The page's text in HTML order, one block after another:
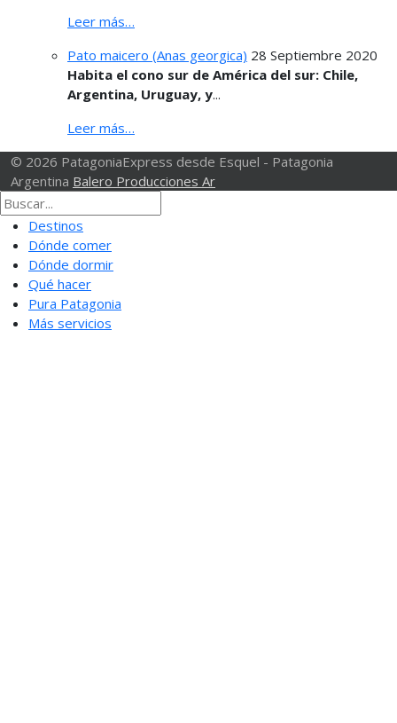
Leer más…
Pato maicero (Anas georgica) 28 Septiembre 2020
Habita el cono sur de América del sur: Chile,
Argentina, Uruguay, y...
Leer más…
© 2026 PatagoniaExpress desde Esquel - Patagonia
Argentina Balero Producciones Ar
Destinos
Dónde comer
Dónde dormir
Qué hacer
Pura Patagonia
Más servicios